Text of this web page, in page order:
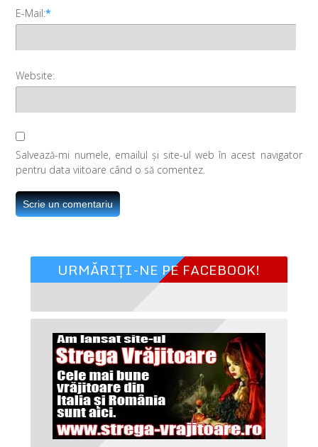
E-Mail:*
Website:
Salvează-mi numele, emailul și site-ul web în acest navigator
pentru data viitoare când o să comentez.
URMĂRIȚI-NE PE FACEBOOK!